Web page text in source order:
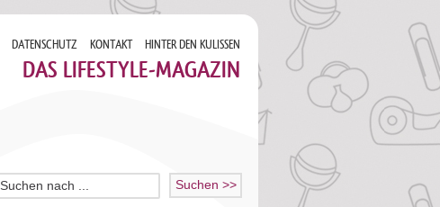
DATENSCHUTZ KONTAKT HINTER DEN KULISSEN
DAS LIFESTYLE-MAGAZIN